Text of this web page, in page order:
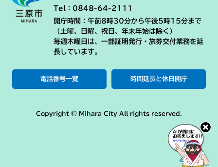
Tel：0848-64-2111
開庁時間：午前8時30分から午後5時15分まで
（土曜、日曜、祝日、年末年始は除く）
毎週木曜日は、一部証明発行・旅券交付業務を延
長しています。
電話番号一覧 時間延長と休日開庁
Copyright © Mihara City All rights reserved.